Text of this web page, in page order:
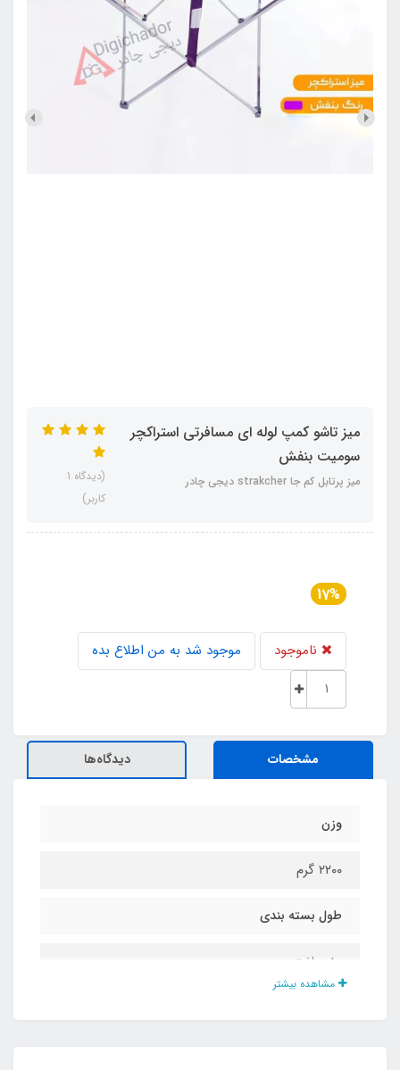
میز تاشو کمپ لوله ای مسافرتی استراکچر
سومیت بنفش
میز پرتابل کم جا strakcher دیجی چادر
(دیدگاه 1
کاربر)
17%
ناموجود موجود شد به من اطلاع بده
مشخصات دیدگاه‌ها
وزن
۲۲۰۰ گرم
طول بسته بندی
۸۰ سانت
مشاهده بیشتر